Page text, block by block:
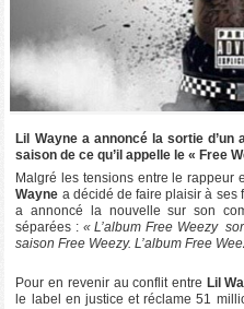
Lil Wayne a annoncé la sortie d’un
saison de ce qu’il appelle le « Free
Malgré les tensions entre le rappeur
Wayne a décidé de faire plaisir à ses
a annoncé la nouvelle sur son
séparées : « L’album Free Weezy
saison Free Weezy. L’album Free
Pour en revenir au conflit entre Lil
le label en justice et réclame 51